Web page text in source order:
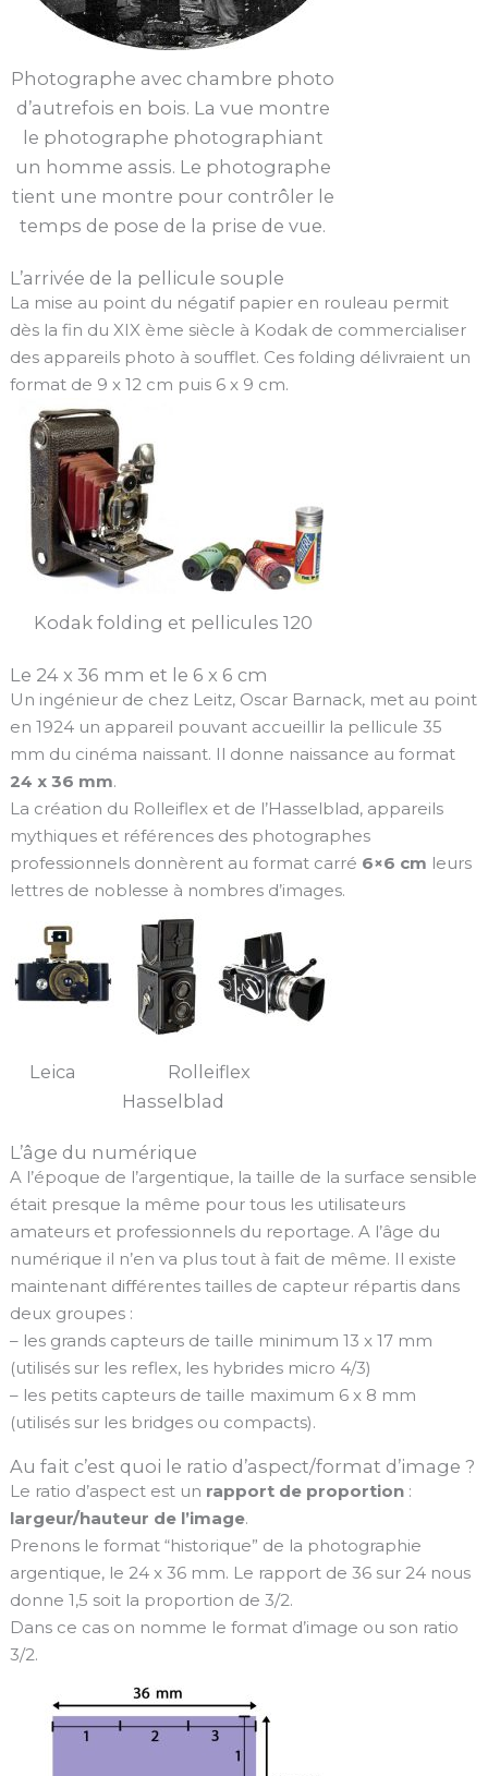
Photographe avec chambre photo
d’autrefois en bois. La vue montre
le photographe photographiant
un homme assis. Le photographe
tient une montre pour contrôler le
temps de pose de la prise de vue.
L’arrivée de la pellicule souple
La mise au point du négatif papier en rouleau permit
dès la fin du XIX ème siècle à Kodak de commercialiser
des appareils photo à soufflet. Ces folding délivraient un
format de 9 x 12 cm puis 6 x 9 cm.
Kodak folding et pellicules 120
Le 24 x 36 mm et le 6 x 6 cm
Un ingénieur de chez Leitz, Oscar Barnack, met au point
en 1924 un appareil pouvant accueillir la pellicule 35
mm du cinéma naissant. Il donne naissance au format
24 x 36 mm.
La création du Rolleiflex et de l’Hasselblad, appareils
mythiques et références des photographes
professionnels donnèrent au format carré 6×6 cm leurs
lettres de noblesse à nombres d’images.
Leica Rolleiflex
Hasselblad
L’âge du numérique
A l’époque de l’argentique, la taille de la surface sensible
était presque la même pour tous les utilisateurs
amateurs et professionnels du reportage. A l’âge du
numérique il n’en va plus tout à fait de même. Il existe
maintenant différentes tailles de capteur répartis dans
deux groupes :
– les grands capteurs de taille minimum 13 x 17 mm
(utilisés sur les reflex, les hybrides micro 4/3)
– les petits capteurs de taille maximum 6 x 8 mm
(utilisés sur les bridges ou compacts).
Au fait c’est quoi le ratio d’aspect/format d’image ?
Le ratio d’aspect est un rapport de proportion:
largeur/hauteur de l’image.
Prenons le format “historique” de la photographie
argentique, le 24 x 36 mm. Le rapport de 36 sur 24 nous
donne 1,5 soit la proportion de 3/2.
Dans ce cas on nomme le format d’image ou son ratio
3/2.